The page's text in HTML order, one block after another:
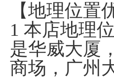
【地理位置
1 本店地理
是华威大厦
商场，广州